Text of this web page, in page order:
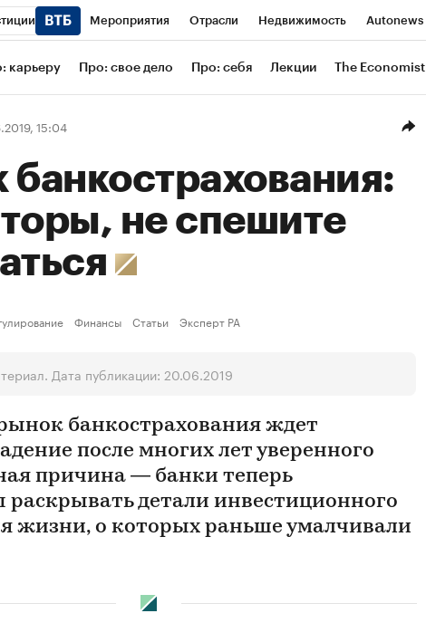
Мероприятия Отрасли Недвижимость Autonews
РБК Образование РБК Life Тренды Визионеры
карьеру Про: свое дело Про: себя Лекции The Economist
15:04
банкострахования:
не спешите
Финансы Статьи Эксперт РА
Дата публикации: 20.06.2019
рынок банкострахования ждет
после многих лет уверенного
причина — банки теперь
детали инвестиционного
жизни, о которых раньше умалчивали